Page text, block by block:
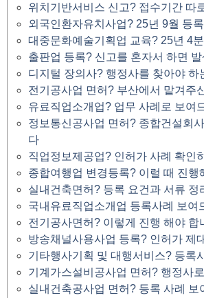
위치기반서비스 신고? 접수기간 따
외국인환자유치사업? 25년 9월 등록
대중문화예술기획업 교육? 25년 4
출판업 등록? 신고를 혼자서 하면
디지털 장의사? 행정사를 찾아야 하
전기공사업 면허? 부산에서 맡겨주
유료직업소개업? 업무 사례로 보여
정보통신공사업 면허? 종합건설회
다
직업정보제공업? 인허가 사례 확인
종합여행업 변경등록? 이럴 때 진행
실내건축면허? 등록 요건과 서류 정
국내유료직업소개업 등록사례 보여
전기공사면허? 이렇게 진행 해야 합
방송채널사용사업 등록? 인허가 제
기타행사기획 및 대행서비스? 등록
기계가스설비공사업 면허? 행정사
실내건축공사업 면허? 등록 사례 보